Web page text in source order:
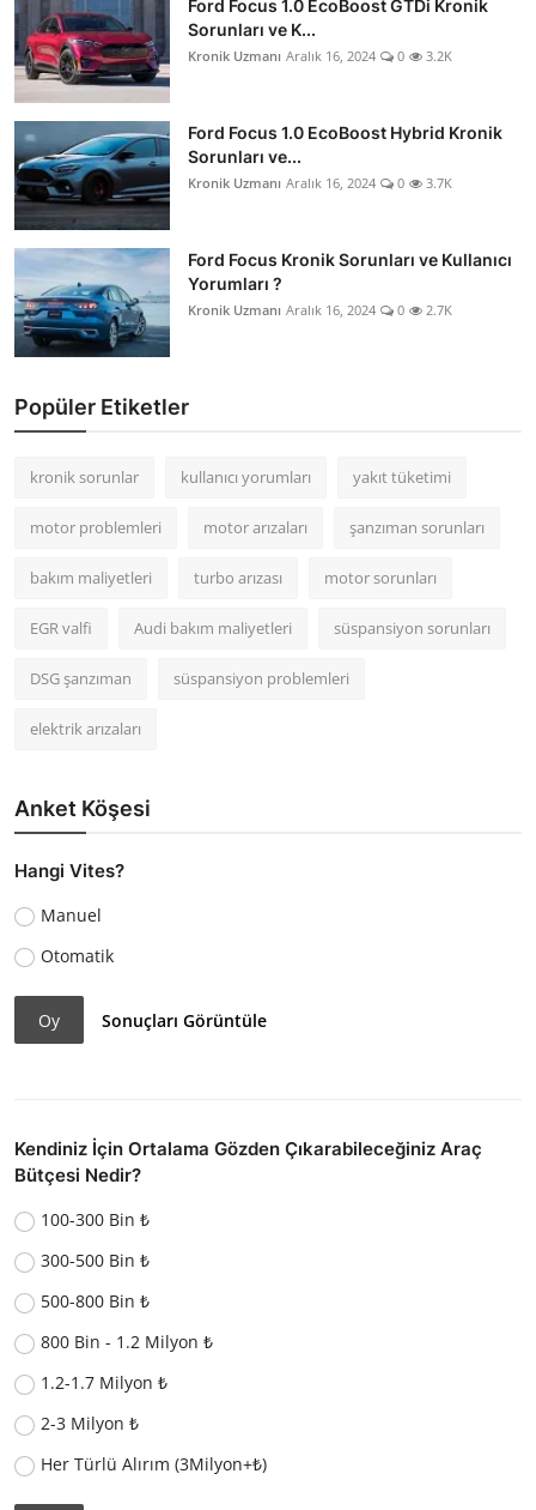
Ford Focus 1.0 EcoBoost GTDi Kronik
Sorunları ve K...
Kronik Uzmanı Aralık 16, 2024 0 3.2K
Ford Focus 1.0 EcoBoost Hybrid Kronik
Sorunları ve...
Kronik Uzmanı Aralık 16, 2024 0 3.7K
Ford Focus Kronik Sorunları ve Kullanıcı
Yorumları ?
Kronik Uzmanı Aralık 16, 2024 0 2.7K
Popüler Etiketler
kronik sorunlar kullanıcı yorumları yakıt tüketimi
motor problemleri motor arızaları şanzıman sorunları
bakım maliyetleri turbo arızası motor sorunları
EGR valfi Audi bakım maliyetleri süspansiyon sorunları
DSG şanzıman süspansiyon problemleri
elektrik arızaları
Anket Köşesi
Hangi Vites?
Manuel
Otomatik
Oy Sonuçları Görüntüle
Kendiniz İçin Ortalama Gözden Çıkarabileceğiniz Araç
Bütçesi Nedir?
100-300 Bin ₺
300-500 Bin ₺
500-800 Bin ₺
800 Bin - 1.2 Milyon ₺
1.2-1.7 Milyon ₺
2-3 Milyon ₺
Her Türlü Alırım (3Milyon+₺)